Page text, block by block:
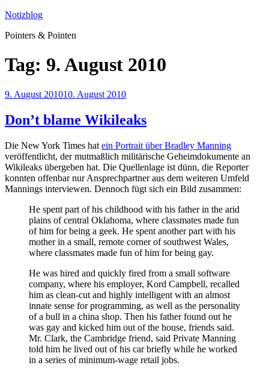
Zum
springen
Notizblog
Pointers & Pointen
Tag: 9. August 2010
Veröffentlicht
9. August 201010. August 2010
Don’t blame Wikileaks
Die New York Times hat ein Portrait über Bradley Manning
veröffentlicht, der mutmaßlich militärische Geheimdokumente an
Wikileaks übergeben hat. Die Quellenlage ist dünn, die Reporter
konnten offenbar nur Ansprechpartner aus dem weiteren Umfeld
Mannings interviewen. Dennoch fügt sich ein Bild zusammen:
He spent part of his childhood with his father in the arid
plains of central Oklahoma, where classmates made fun
of him for being a geek. He spent another part with his
mother in a small, remote corner of southwest Wales,
where classmates made fun of him for being gay.
He was hired and quickly fired from a small software
company, where his employer, Kord Campbell, recalled
him as clean-cut and highly intelligent with an almost
innate sense for programming, as well as the personality
of a bull in a china shop. Then his father found out he
was gay and kicked him out of the house, friends said.
Mr. Clark, the Cambridge friend, said Private Manning
told him he lived out of his car briefly while he worked
in a series of minimum-wage retail jobs.